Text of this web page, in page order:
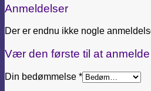
Anmeldelser
Der er endnu ikke nogle
Vær den første til at anmelde
Din bedømmelse *